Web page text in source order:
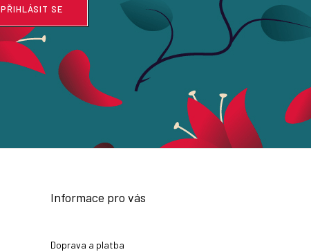
PŘIHLÁSIT SE
Informace pro vás
Doprava a platba